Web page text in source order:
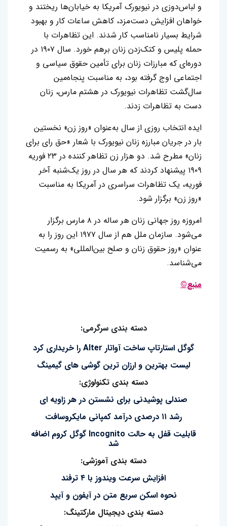
و لباس‌دوزی در نیویورک آمریکا به خیابان‌ها ریختند و
خواهان افزایش دست‌مزد، کاهش ساعات کار و بهبود
شرایط بسیار نامناسب کار شدند. این تظاهرات با
حمله پلیس و کتک‌زدن زنان برهم خورد. سال ۱۹۰۷ در
دوره‌ای که مبارزات زنان برای تأمین حقوق سیاسی و
اجتماعی اوج گرفته بود، به مناسبت پنجاه‌مین
سال‌گشت تظاهرات نیویورک در هشتم مارس، زنان
دست به تظاهرات زدند.
ایده انتخاب روزی از سال به‌عنوان «روز زن» نخستین
بار در جریان مبارزه زنان نیویورک با شعار «حق رای برای
زنان» مطرح شد. دو هزار زن تظاهر کننده در ۲۳ فوریه
۱۹۰۹ پیشنهاد کردند که هر سال در روز یک‌شنبه آخر
فوریه، یک تظاهرات سراسری در آمریکا به مناسبت
«روز زن» برگزار شود.
امروزه روز جهانی زنان هر ساله در ۸ مارس برگزار
می‌شود. سازمان ملل هم از سال ۱۹۷۷ این روز را به
عنوان «روز حقوق زنان و صلح بین‌المللی» به رسمیت
می‌شناسد.
منبع©
دسته بندی سرگرمی:
گوگل استارتاپ ساخت آواتار Alter را خریداری کرد
لیست بهترین و ارزان ترین گوشی های گیمینگ
دسته بندی تکنولوژی:
صندلی پوشیدنی برای نشستن در هر زاویه ای
رشد ۱۱ درصدی درآمد کمپانی مایکروسافت
قابلیت قفل به حالت Incognito گوگل کروم اضافه
شد
دسته بندی آموزشی:
افزایش سرعت ویندوز با ۴ ترفند
نحوه اسکن سریع متن در آیفون و آیپد
دسته بندی دیجیتال مارکتینگ: